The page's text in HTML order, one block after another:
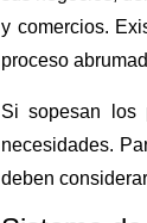
y comercios.
proceso
Si sopesan los
necesidades.
deben